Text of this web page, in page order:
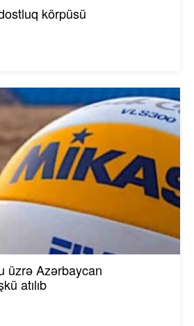
körpüsü
üzrə Azərbaycan
atılıb